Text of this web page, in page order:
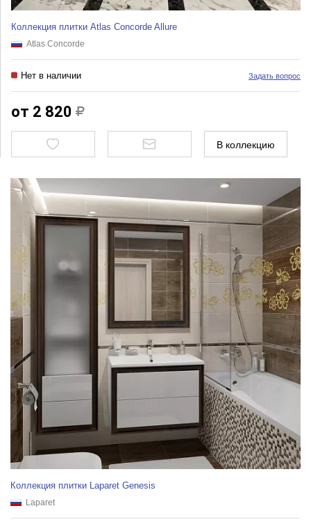
Коллекция плитки Atlas Concorde Allure
Atlas Concorde
Нет в наличии Задать вопрос
от 2 820
В коллекцию
Коллекция плитки Laparet Genesis
Laparet